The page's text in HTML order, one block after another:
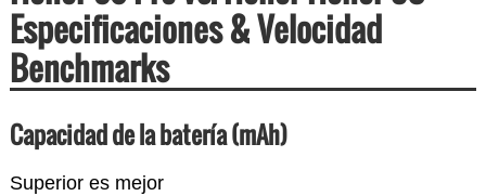
Especificaciones & Velocidad
Benchmarks
Capacidad de la batería (mAh)
Superior es mejor